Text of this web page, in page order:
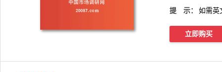
提 示： 如需英
立即购买